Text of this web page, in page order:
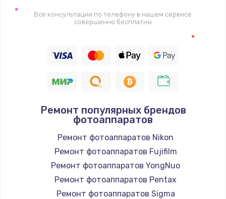
Все консультации по телефону в нашем сервисе
совершенно бесплатны
Ремонт популярных брендов
фотоаппаратов
Ремонт фотоаппаратов Nikon
Ремонт фотоаппаратов Fujifilm
Ремонт фотоаппаратов YongNuo
Ремонт фотоаппаратов Pentax
Ремонт фотоаппаратов Sigma